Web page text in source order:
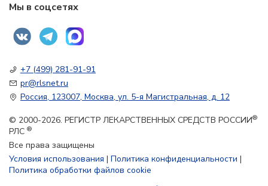
Мы в соцсетях
+7 (499) 281-91-91
pr@rlsnet.ru
Россия, 123007, Москва, ул. 5-я Магистральная, д. 12
© 2000-2026. РЕГИСТР ЛЕКАРСТВЕННЫХ СРЕДСТВ РОССИИ®
РЛС ®
Все права защищены
Условия использования | Политика конфиденциальности |
Политика обработки файлов cookie